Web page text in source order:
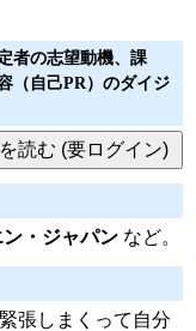
者の志望動機、課
（自己PR）のダイジ
ン・ジャパン など。
張しまくって自分